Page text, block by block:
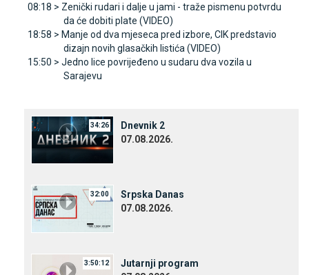
08:18 > Zenički rudari i dalje u jami - traže pismenu potvrdu
da će dobiti plate (VIDEO)
18:58 > Manje od dva mjeseca pred izbore, CIK predstavio
dizajn novih glasačkih listića (VIDEO)
15:50 > Јedno lice povrijeđeno u sudaru dva vozila u
Sarajevu
34:26
Dnevnik 2
07.08.2026.
32:00
Srpska Danas
07.08.2026.
3:50:12
Јutarnji program